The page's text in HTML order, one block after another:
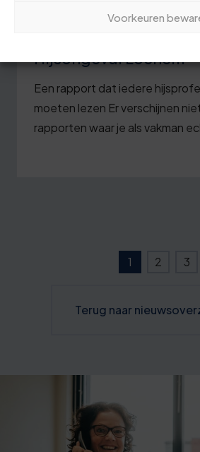
Voorkeuren
Hijsongeval Lochem
Een rapport dat iedere
moeten lezen Er verschijnen
rapporten waar je als vakman
1 2 3
Terug naar